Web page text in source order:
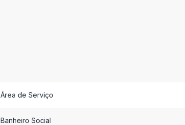
Área de Serviço
Banheiro Social